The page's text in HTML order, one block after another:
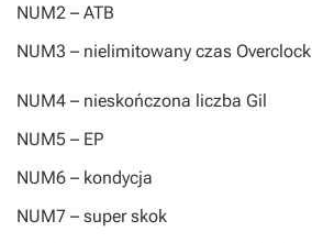
NUM2 – ATB
NUM3 – nielimitowany czas Overclock
NUM4 – nieskończona liczba Gil
NUM5 – EP
NUM6 – kondycja
NUM7 – super skok